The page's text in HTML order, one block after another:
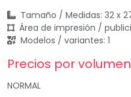
Tamaño / Medidas: 32 x
Área de impresión /
Modelos / variantes: 1
Precios por volumen
NORMAL